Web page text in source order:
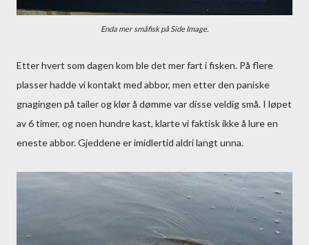
Enda mer småfisk på Side Image.
Etter hvert som dagen kom ble det mer fart i fisken. På flere
plasser hadde vi kontakt med abbor, men etter den paniske
gnagingen på tailer og klør å dømme var disse veldig små. I løpet
av 6 timer, og noen hundre kast, klarte vi faktisk ikke å lure en
eneste abbor. Gjeddene er imidlertid aldri langt unna.